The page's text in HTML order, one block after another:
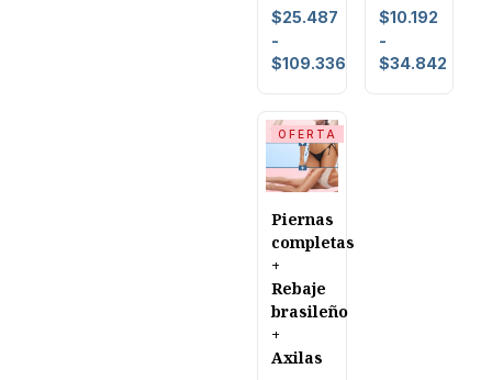
$25.487
-
$109.336
$10.192
-
$34.842
OFERTA
Piernas
completas
+
Rebaje
brasileño
+
Axilas